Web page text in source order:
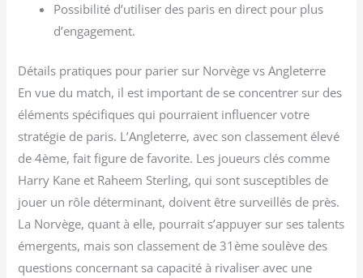
Possibilité d’utiliser des paris en direct pour plus
d’engagement.
Détails pratiques pour parier sur Norvège vs Angleterre
En vue du match, il est important de se concentrer sur des
éléments spécifiques qui pourraient influencer votre
stratégie de paris. L’Angleterre, avec son classement élevé
de 4ème, fait figure de favorite. Les joueurs clés comme
Harry Kane et Raheem Sterling, qui sont susceptibles de
jouer un rôle déterminant, doivent être surveillés de près.
La Norvège, quant à elle, pourrait s’appuyer sur ses talents
émergents, mais son classement de 31ème soulève des
questions concernant sa capacité à rivaliser avec une